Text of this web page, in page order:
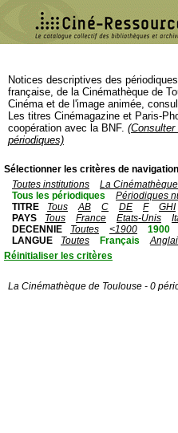
Notices descriptives des
française, de la Cinémathèque de
Cinéma et de l'image animée,
Les titres Cinémagazine et Paris-
coopération avec la BNF.
périodiques)
Sélectionner les critères de
Toutes institutions
La
Tous les périodiques
Périodiques
TITRE
Tous AB C DE F
GHI
PAYS
Tous France Etats-Unis
DECENNIE
Toutes <1900
1900
LANGUE
Toutes Français
Réinitialiser les critères
La Cinémathèque de Toulouse - 0